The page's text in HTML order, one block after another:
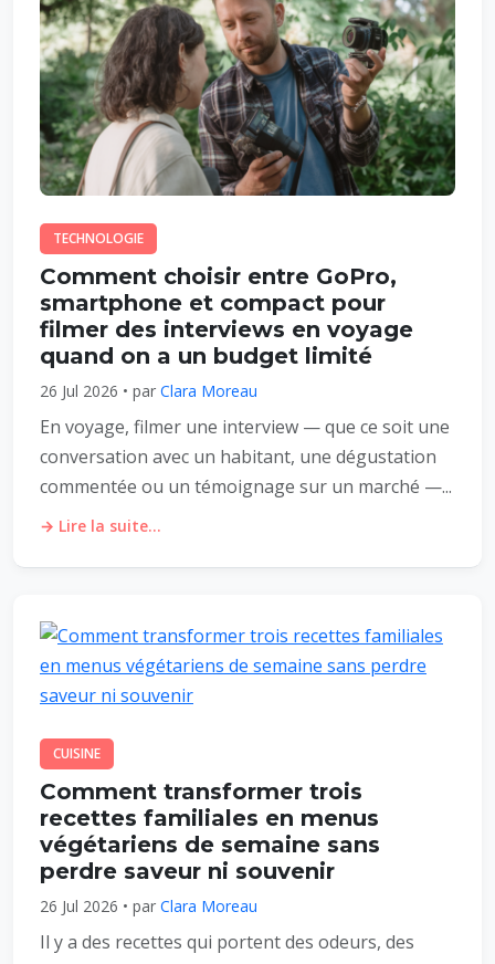
TECHNOLOGIE
Comment choisir entre GoPro,
smartphone et compact pour
filmer des interviews en voyage
quand on a un budget limité
26 Jul 2026 • par Clara Moreau
En voyage, filmer une interview — que ce soit une
conversation avec un habitant, une dégustation
commentée ou un témoignage sur un marché —...
→ Lire la suite...
CUISINE
Comment transformer trois
recettes familiales en menus
végétariens de semaine sans
perdre saveur ni souvenir
26 Jul 2026 • par Clara Moreau
Il y a des recettes qui portent des odeurs, des